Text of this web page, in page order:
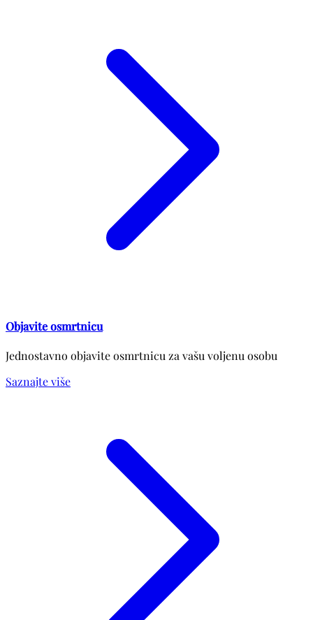
Objavite osmrtnicu
Jednostavno objavite osmrtnicu za vašu voljenu osobu
Saznajte više